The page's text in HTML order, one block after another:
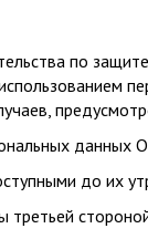
по
данных
до их
третьей